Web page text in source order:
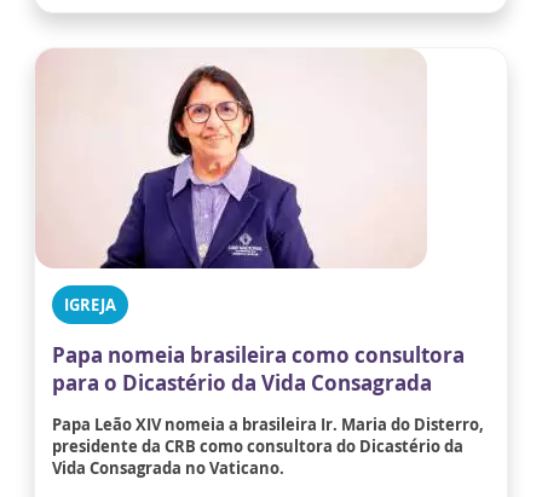
IGREJA
Papa nomeia brasileira como consultora
para o Dicastério da Vida Consagrada
Papa Leão XIV nomeia a brasileira Ir. Maria do Disterro,
presidente da CRB como consultora do Dicastério da
Vida Consagrada no Vaticano.